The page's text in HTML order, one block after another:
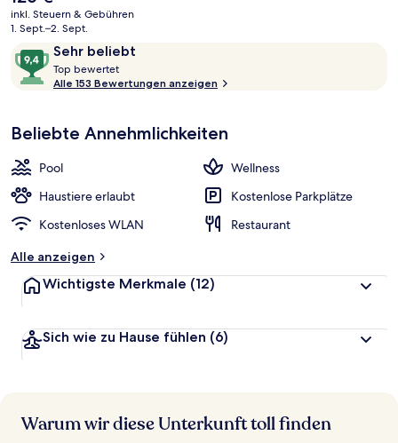
aktuelle
Preis
126 €.
inkl. Steuern & Gebühren
1. Sept.–2. Sept.
Bewertungen
Sehr beliebt
9,4
von
10,
beliebt
Top bewertet
o
b
r
e
Alle 153 Bewertungen anzeigen
Beliebte Annehmlichkeiten
Pool
Wellness
Haustiere erlaubt
Kostenlose Parkplätze
Kostenloses WLAN
Restaurant
Alle anzeigen
Wichtigste Merkmale (12)
Sich wie zu Hause fühlen (6)
Warum wir diese Unterkunft toll finden